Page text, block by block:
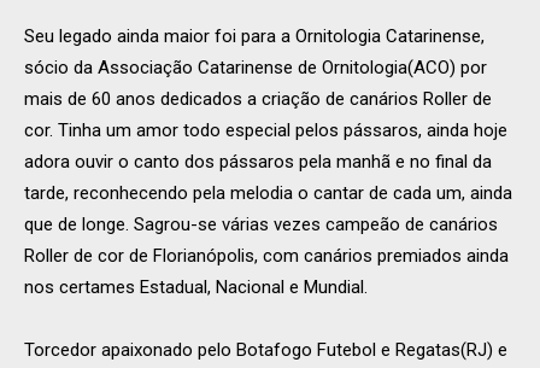
Seu legado ainda maior foi para a Ornitologia Catarinense,
sócio da Associação Catarinense de Ornitologia(ACO) por
mais de 60 anos dedicados a criação de canários Roller de
cor. Tinha um amor todo especial pelos pássaros, ainda hoje
adora ouvir o canto dos pássaros pela manhã e no final da
tarde, reconhecendo pela melodia o cantar de cada um, ainda
que de longe. Sagrou-se várias vezes campeão de canários
Roller de cor de Florianópolis, com canários premiados ainda
nos certames Estadual, Nacional e Mundial.
Torcedor apaixonado pelo Botafogo Futebol e Regatas(RJ) e